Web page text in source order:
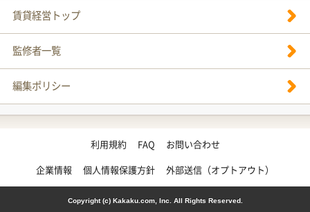
賃貸経営トップ
監修者一覧
編集ポリシー
利用規約 FAQ お問い合わせ
企業情報 個人情報保護方針 外部送信（オプトアウト）
Copyright (c) Kakaku.com, Inc. All Rights Reserved.